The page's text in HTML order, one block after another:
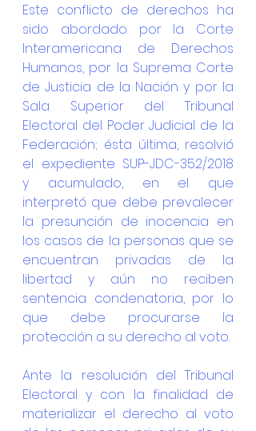
Este conflicto de derechos ha
sido abordado por la Corte
Interamericana de Derechos
Humanos, por la Suprema Corte
de Justicia de la Nación y por la
Sala Superior del Tribunal
Electoral del Poder Judicial de la
Federación; ésta última, resolvió
el expediente SUP-JDC-352/2018
y acumulado, en el que
interpretó que debe prevalecer
la presunción de inocencia en
los casos de la personas que se
encuentran privadas de la
libertad y aún no reciben
sentencia condenatoria, por lo
que debe procurarse la
protección a su derecho al voto.
Ante la resolución del Tribunal
Electoral y con la finalidad de
materializar el derecho al voto